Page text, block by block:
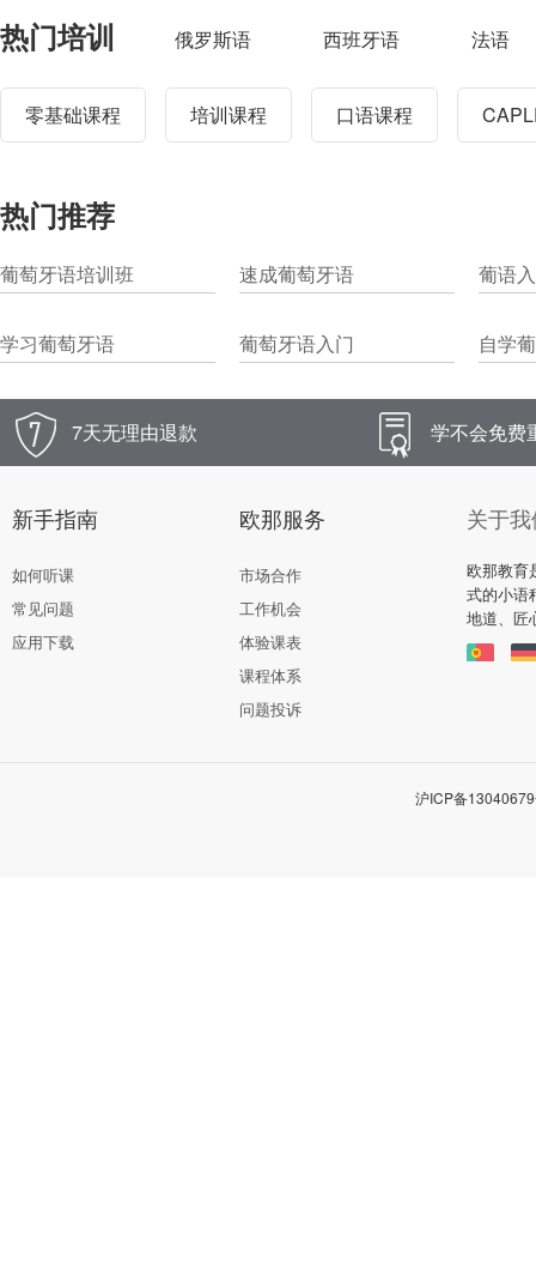
热门培训 俄罗斯语 西班牙语 法语
零基础课程 培训课程 口语课程
热门推荐
葡萄牙语培训班 速成葡萄牙语 葡语
学习葡萄牙语 葡萄牙语入门 自学
7天无理由退款 学不会免费
新手指南
如何听课
常见问题
应用下载
欧那服务
市场合作
工作机会
体验课表
课程体系
问题投诉
关于
欧那教育
式的小语
地道、匠
沪ICP备